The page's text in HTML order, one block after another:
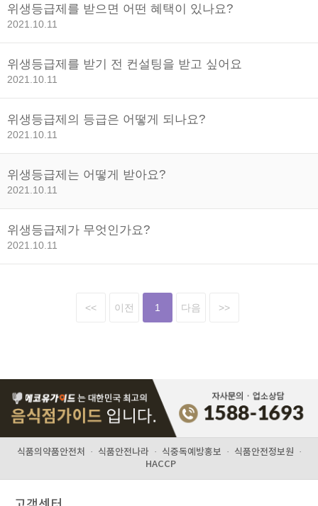
위생등급제를 받으면 어떤 혜택이 있나요?
2021.10.11
위생등급제를 받기 전 컨설팅을 받고 싶어요
2021.10.11
위생등급제의 등급은 어떻게 되나요?
2021.10.11
위생등급제는 어떻게 받아요?
2021.10.11
위생등급제가 무엇인가요?
2021.10.11
<< 이전 1 다음 >>
식품의약품안전처 · 식품안전나라 · 식중독예방홍보 · 식품안전정보원 ·
HACCP